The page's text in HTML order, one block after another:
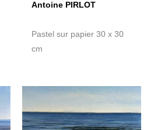
Antoine PIRLOT
Pastel sur papier 30 x 30
cm